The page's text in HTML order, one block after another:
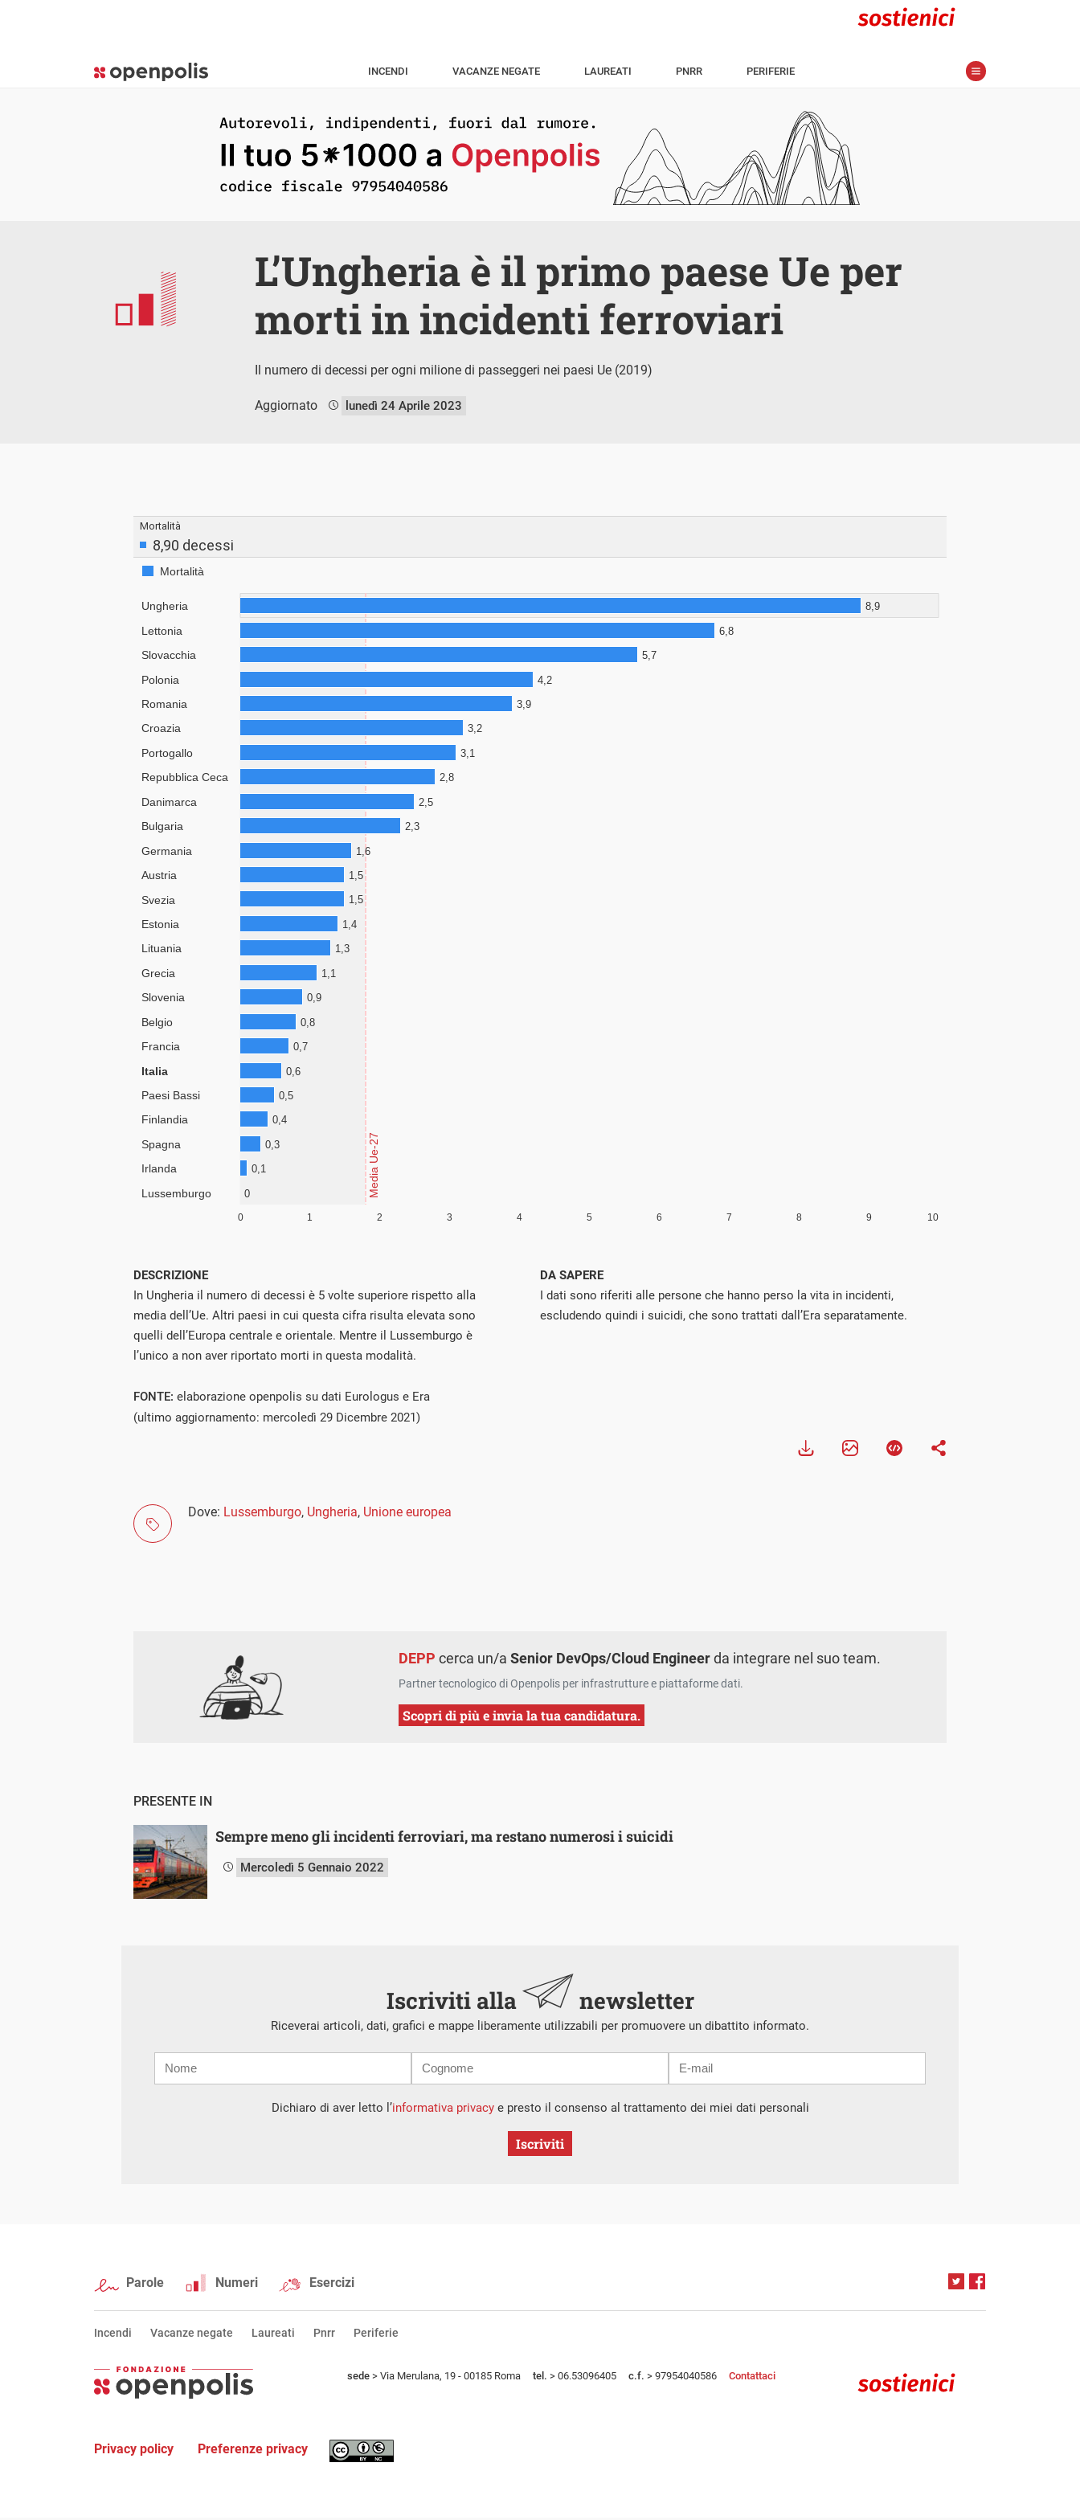
INCENDI VACANZE NEGATE LAUREATI PNRR PERIFERIE
L’Ungheria è il primo paese Ue per
morti in incidenti ferroviari
Il numero di decessi per ogni milione di passeggeri nei paesi Ue (2019)
Aggiornato lunedì 24 Aprile 2023
DESCRIZIONE
In Ungheria il numero di decessi è 5 volte superiore rispetto alla
media dell’Ue. Altri paesi in cui questa cifra risulta elevata sono
quelli dell’Europa centrale e orientale. Mentre il Lussemburgo è
l’unico a non aver riportato morti in questa modalità.
DA SAPERE
I dati sono riferiti alle persone che hanno perso la vita in incidenti,
escludendo quindi i suicidi, che sono trattati dall’Era separatamente.
FONTE: elaborazione openpolis su dati Eurologus e Era
(ultimo aggiornamento: mercoledì 29 Dicembre 2021)
Dove: Lussemburgo, Ungheria, Unione europea
DEPP cerca un/aSenior DevOps/Cloud Engineerda integrare nel suo team.
Partner tecnologico di Openpolis per infrastrutture e piattaforme dati.
Scopri di più e invia la tua candidatura.
PRESENTE IN
Sempre meno gli incidenti ferroviari, ma restano numerosi i suicidi
Mercoledì 5 Gennaio 2022
Iscriviti alla newsletter
Riceverai articoli, dati, grafici e mappe liberamente utilizzabili per promuovere un dibattito informato.
mail
Dichiaro di aver letto l’informativa privacye presto il consenso al trattamento dei miei dati personali
Iscriviti
Parole Numeri Esercizi
Incendi Vacanze negate Laureati Pnrr Periferie
sede > Via Merulana, 19 - 00185 Roma tel. > 06.53096405 c.f. > 97954040586 Contattaci
Privacy policy Preferenze privacy